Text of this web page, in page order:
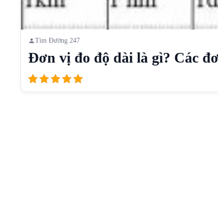
Tìm Đường 247
Đơn vị đo độ dài là gì? Các